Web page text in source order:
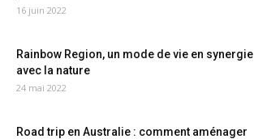
16 juin 2022
Rainbow Region, un mode de vie en synergie
avec la nature
24 mai 2022
Road trip en Australie : comment aménager